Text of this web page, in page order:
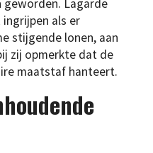
geworden. Lagarde
als er
stijgende lonen, aan
zij opmerkte dat de
maatstaf hanteert.